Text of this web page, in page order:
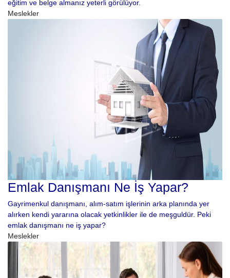
eğitim ve belge almanız yeterli görülüyor.
Meslekler
Emlak Danışmanı Ne İş Yapar?
Gayrimenkul danışmanı, alım-satım işlerinin arka planında yer
alırken kendi yararına olacak yetkinlikler ile de meşguldür. Peki
emlak danışmanı ne iş yapar?
Meslekler